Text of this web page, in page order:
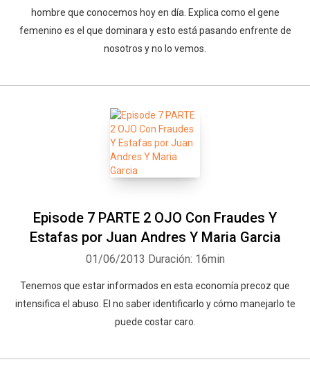
hombre que conocemos hoy en día. Explica como el gene
femenino es el que dominara y esto está pasando enfrente de
nosotros y no lo vemos.
Episode 7 PARTE 2 OJO Con Fraudes Y
Estafas por Juan Andres Y Maria Garcia
01/06/2013 Duración: 16min
Tenemos que estar informados en esta economía precoz que
intensifica el abuso. El no saber identificarlo y cómo manejarlo te
puede costar caro.